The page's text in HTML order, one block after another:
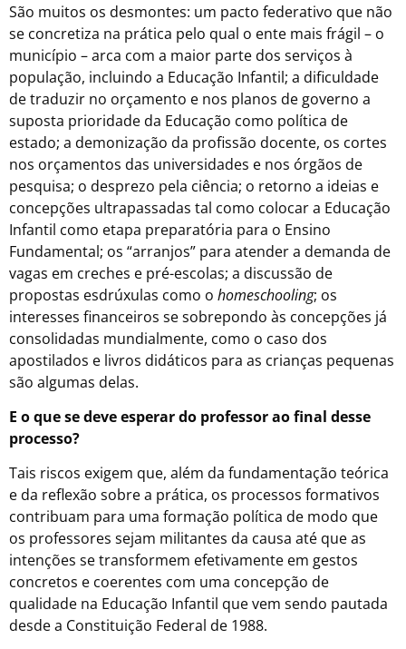
São muitos os desmontes: um pacto federativo que não
se concretiza na prática pelo qual o ente mais frágil – o
município – arca com a maior parte dos serviços à
população, incluindo a Educação Infantil; a dificuldade
de traduzir no orçamento e nos planos de governo a
suposta prioridade da Educação como política de
estado; a demonização da profissão docente, os cortes
nos orçamentos das universidades e nos órgãos de
pesquisa; o desprezo pela ciência; o retorno a ideias e
concepções ultrapassadas tal como colocar a Educação
Infantil como etapa preparatória para o Ensino
Fundamental; os “arranjos” para atender a demanda de
vagas em creches e pré-escolas; a discussão de
propostas esdrúxulas como o homeschooling; os
interesses financeiros se sobrepondo às concepções já
consolidadas mundialmente, como o caso dos
apostilados e livros didáticos para as crianças pequenas
são algumas delas.
E o que se deve esperar do professor ao final desse
processo?
Tais riscos exigem que, além da fundamentação teórica
e da reflexão sobre a prática, os processos formativos
contribuam para uma formação política de modo que
os professores sejam militantes da causa até que as
intenções se transformem efetivamente em gestos
concretos e coerentes com uma concepção de
qualidade na Educação Infantil que vem sendo pautada
desde a Constituição Federal de 1988.